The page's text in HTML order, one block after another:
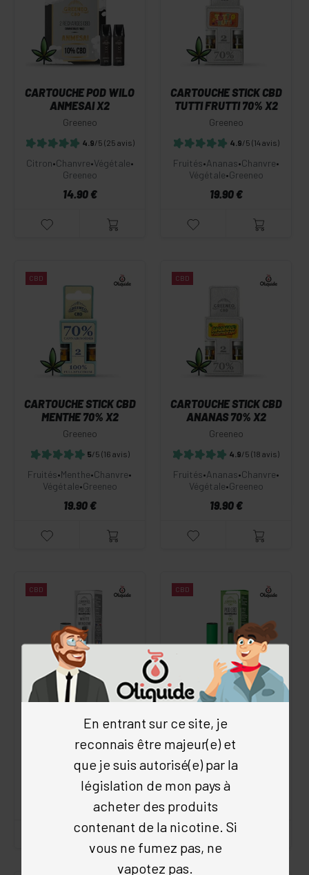
CARTOUCHE POD WILO
ANMESAI X2
Greeneo
4.9/5 (25 avis)
Citron•Chanvre•Végétale•
Greeneo
14.90 €
CARTOUCHE STICK CBD
TUTTI FRUTTI 70% X2
Greeneo
4.9/5 (14 avis)
Fruités•Ananas•Chanvre•
Végétale•Greeneo
19.90 €
CBD
CARTOUCHE STICK CBD
MENTHE 70% X2
Greeneo
5/5 (16 avis)
Fruités•Menthe•Chanvre•
Végétale•Greeneo
19.90 €
CBD
CARTOUCHE STICK CBD
ANANAS 70% X2
Greeneo
4.9/5 (18 avis)
Fruités•Ananas•Chanvre•
Végétale•Greeneo
19.90 €
CBD
WINDOW CBD 10%
Greeneo
4.9/5 (24 avis)
Végétale•Greeneo
24.90 €
CBD
10%
Greeneo
4.9
Chanvre•Végétale
24.90 €
En entrant sur ce site, je
reconnais être majeur(e) et
que je suis autorisé(e) par la
législation de mon pays à
acheter des produits
contenant de la nicotine. Si
vous ne fumez pas, ne
vapotez pas.